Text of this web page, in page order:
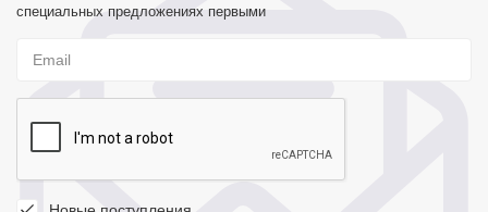
специальных предложениях первыми